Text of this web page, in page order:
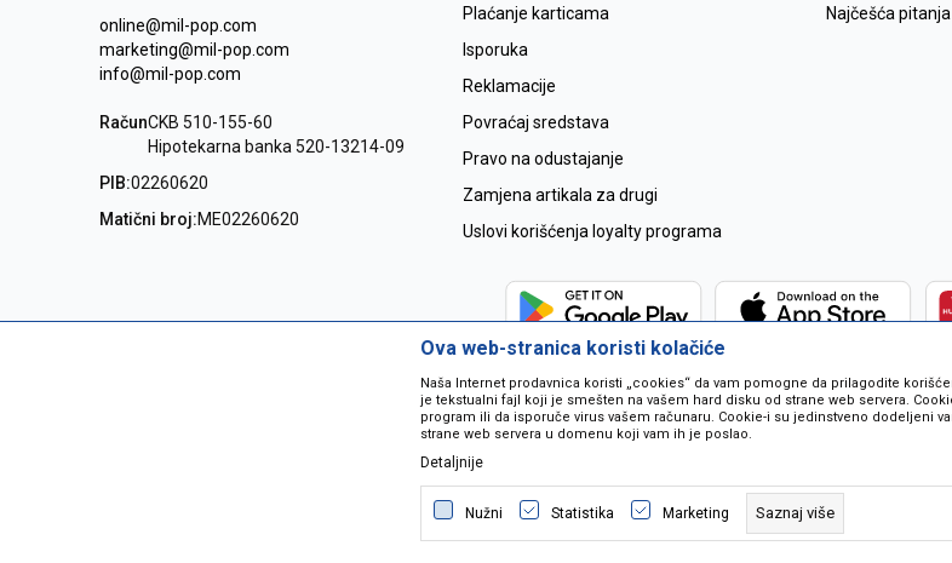
online@mil-pop.com
marketing@mil-pop.com
info@mil-pop.com
RačunCKB 510-155-60
Hipotekarna banka 520-13214-09
PIB:02260620
Matični broj:ME02260620
Plaćanje karticama
Isporuka
Reklamacije
Povraćaj sredstava
Pravo na odustajanje
Zamjena artikala za drugi
Uslovi korišćenja loyalty programa
Najčešća pitanja
Nastojimo da budemo što precizniji u opisu proizvoda, prikazu slika i samih cijena ali ne
grešaka. Svi artikli na sajtu su dio naše ponude i ne podrazumjeva se da su dostupni u
pozivom na broj 067259021.
©2026www.mil-pop.com, IzradaNB SOFT. Sva
Ova web-stranica koristi kolačiće
Naša Internet prodavnica koristi „cookies“ da vam pomogne da prilagodite
je tekstualni fajl koji je smešten na vašem hard disku od strane web servera.
program ili da isporuče virus vašem računaru. Cookie-i su jedinstveno dodeljeni
strane web servera u domenu koji vam ih je poslao.
Detaljnije
Nužni Statistika Marketing Saznaj više